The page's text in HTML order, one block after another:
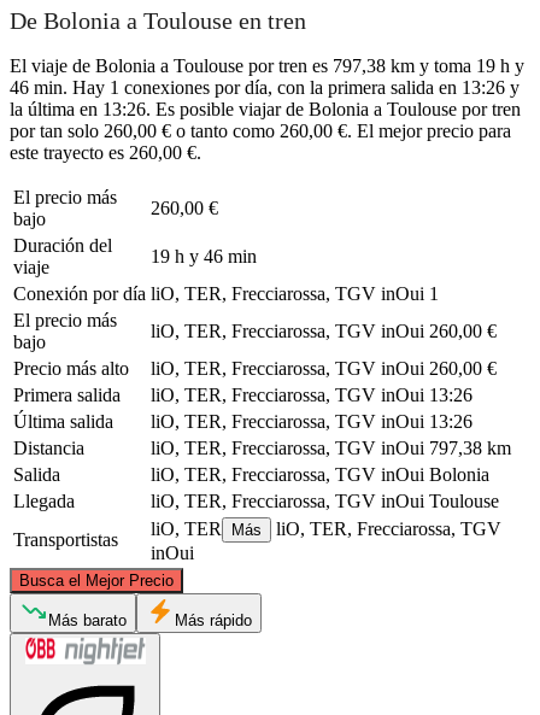
De Bolonia a Toulouse en tren
El viaje de Bolonia a Toulouse por tren es 797,38 km y toma 19 h y
46 min. Hay 1 conexiones por día, con la primera salida en 13:26 y
la última en 13:26. Es posible viajar de Bolonia a Toulouse por tren
por tan solo 260,00 € o tanto como 260,00 €. El mejor precio para
este trayecto es 260,00 €.
El precio más
bajo
260,00 €
Duración del
viaje
19 h y 46 min
Conexión por día liO, TER, Frecciarossa, TGV inOui 1
El precio más
bajo
liO, TER, Frecciarossa, TGV inOui 260,00 €
Precio más alto
liO, TER, Frecciarossa, TGV inOui 260,00 €
Primera salida
liO, TER, Frecciarossa, TGV inOui 13:26
Última salida
liO, TER, Frecciarossa, TGV inOui 13:26
Distancia
liO, TER, Frecciarossa, TGV inOui 797,38 km
Salida
liO, TER, Frecciarossa, TGV inOui Bolonia
Llegada
liO, TER, Frecciarossa, TGV inOui Toulouse
Transportistas
liO, TER Más
liO, TER, Frecciarossa, TGV
inOui
Busca el Mejor Precio
Más barato Más rápido